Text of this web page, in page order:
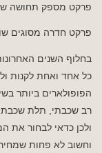
פרקט מספק תחושה של
פרקט חדרה מסוגים
בחלוף השנים
כל אחד ואחת לקנות
הפופולארים ביותר
רב שכבתי, תלת שכבתי
ולכן כדאי לבחור את
וחשוב לא פחות